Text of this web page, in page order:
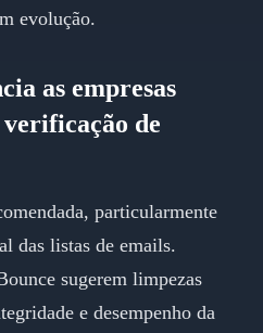
evolução.
as empresas
de
particularmente
das listas de emails.
sugerem limpezas
e desempenho da